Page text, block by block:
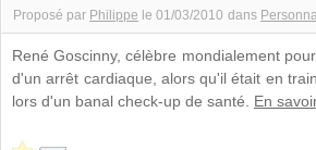
Proposé par Philippe le 01/03/2010 dans
René Goscinny, célèbre mondialement
d'un arrêt cardiaque, alors qu'il était en
lors d'un banal check-up de santé. En